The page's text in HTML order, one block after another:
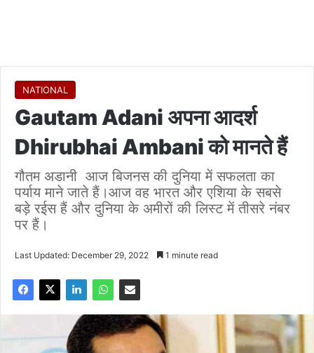
NATIONAL
Gautam Adani अपना आदर्श
Dhirubhai Ambani को मानते हैं
गौतम अडानी आज बिजनस की दुनिया में सफलता का
पर्याय माने जाते हैं।आज वह भारत और एशिया के सबसे
बड़े रईस हैं और दुनिया के अमीरों की लिस्ट में तीसरे नंबर
पर हैं।
Last Updated: December 29, 2022 1 minute read